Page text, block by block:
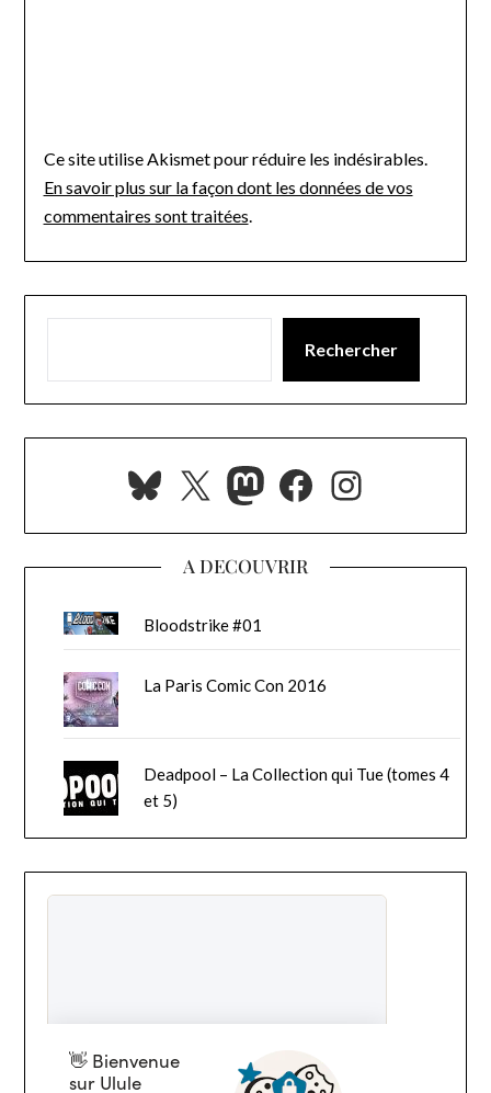
Ce site utilise Akismet pour réduire les indésirables.
En savoir plus sur la façon dont les données de vos
commentaires sont traitées.
Rechercher
Bluesky
X Mastodon
Facebook
A DECOUVRIR
Bloodstrike #01
La Paris Comic Con 2016
Deadpool – La Collection qui Tue (tomes 4
et 5)